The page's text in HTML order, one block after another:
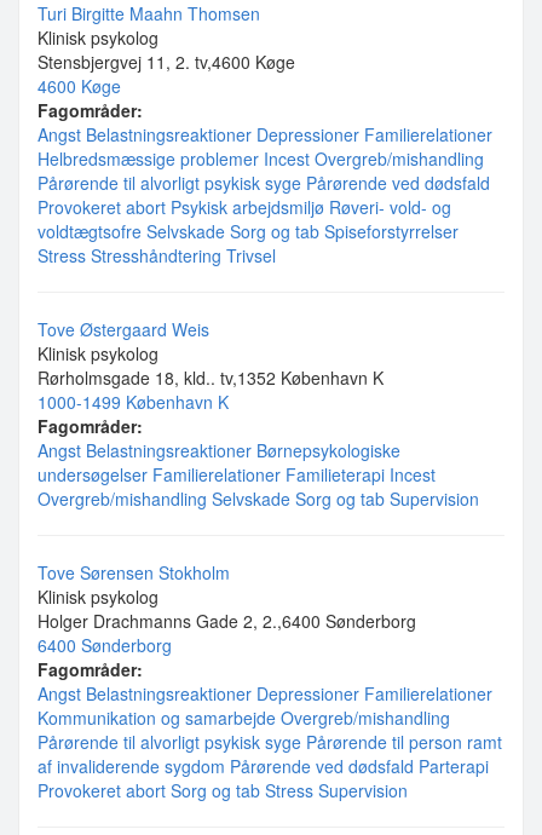
Turi Birgitte Maahn Thomsen
Klinisk psykolog
Stensbjergvej 11, 2. tv,4600 Køge
4600 Køge
Fagområder:
Angst Belastningsreaktioner Depressioner Familierelationer
Helbredsmæssige problemer Incest Overgreb/mishandling
Pårørende til alvorligt psykisk syge Pårørende ved dødsfald
Provokeret abort Psykisk arbejdsmiljø Røveri- vold- og
voldtægtsofre Selvskade Sorg og tab Spiseforstyrrelser
Stress Stresshåndtering Trivsel
Tove Østergaard Weis
Klinisk psykolog
Rørholmsgade 18, kld.. tv,1352 København K
1000-1499 København K
Fagområder:
Angst Belastningsreaktioner Børnepsykologiske
undersøgelser Familierelationer Familieterapi Incest
Overgreb/mishandling Selvskade Sorg og tab Supervision
Tove Sørensen Stokholm
Klinisk psykolog
Holger Drachmanns Gade 2, 2.,6400 Sønderborg
6400 Sønderborg
Fagområder:
Angst Belastningsreaktioner Depressioner Familierelationer
Kommunikation og samarbejde Overgreb/mishandling
Pårørende til alvorligt psykisk syge Pårørende til person ramt
af invaliderende sygdom Pårørende ved dødsfald Parterapi
Provokeret abort Sorg og tab Stress Supervision